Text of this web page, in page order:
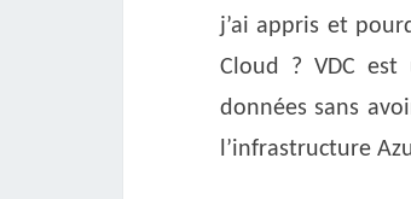
j’ai appris et
Cloud ? VDC
données sans
l’infrastructure